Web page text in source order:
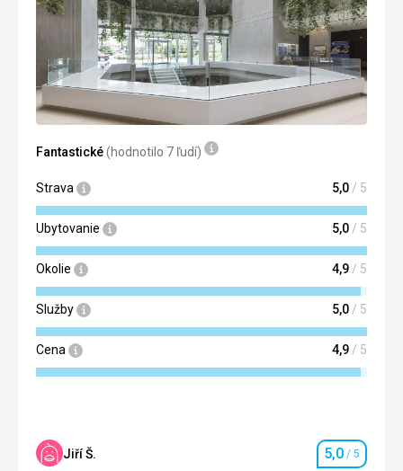
Fantastické(hodnotilo 7 ľudí)
Strava 5,0 / 5
Ubytovanie 5,0 / 5
Okolie 4,9 / 5
Služby 5,0 / 5
Cena 4,9 / 5
Jiří Š. Hodnotenie
5,0 / 5